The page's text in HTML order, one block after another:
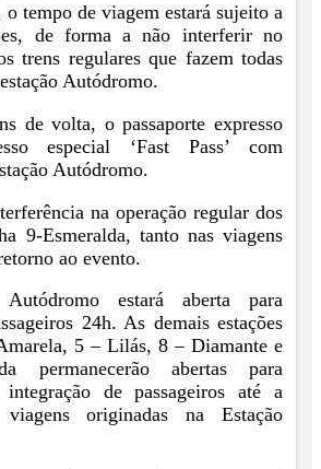
tempo de viagem estará sujeito a
de forma a não interferir no
trens regulares que fazem todas
Autódromo.
de volta, o passaporte expresso
especial ‘Fast Pass’ com
Autódromo.
na operação regular dos
9-Esmeralda, tanto nas viagens
ao evento.
estará aberta para
24h. As demais estações
5 – Lilás, 8 – Diamante e
permanecerão abertas para
integração de passageiros até a
originadas na Estação